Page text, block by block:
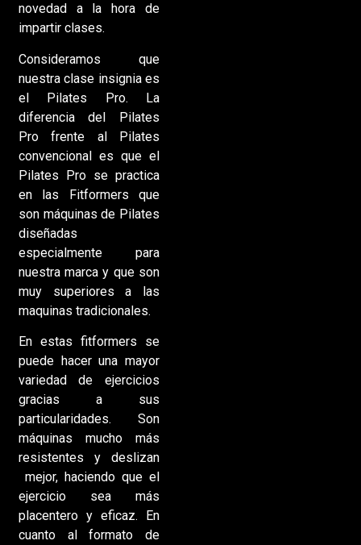
novedad a la hora de
impartir clases.
Consideramos que
nuestra clase insignia es
el Pilates Pro. La
diferencia del Pilates
Pro frente al Pilates
convencional es que el
Pilates Pro se practica
en las Fitformers que
son máquinas de Pilates
diseñadas
especialmente para
nuestra marca y que son
muy superiores a las
maquinas tradicionales.
En estas fitformers se
puede hacer una mayor
variedad de ejercicios
gracias a sus
particularidades. Son
máquinas mucho más
resistentes y deslizan
mejor, haciendo que el
ejercicio sea más
placentero y eficaz. En
cuanto al formato de